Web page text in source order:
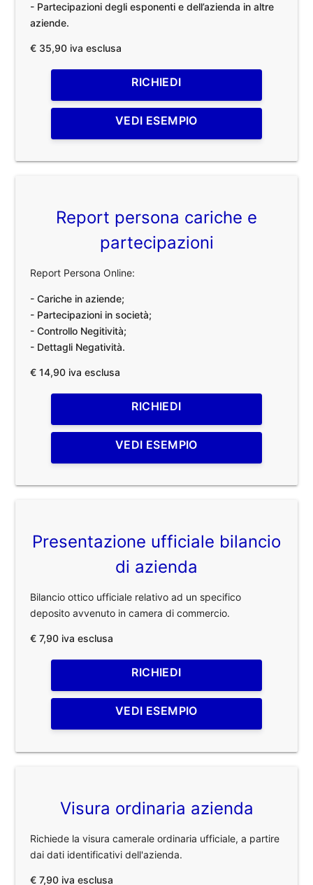
- Partecipazioni degli esponenti e dell’azienda in altre
aziende.
€ 35,90 iva esclusa
RICHIEDI
VEDI ESEMPIO
Report persona cariche e
partecipazioni
Report Persona Online:
- Cariche in aziende;
- Partecipazioni in società;
- Controllo Negitività;
- Dettagli Negatività.
€ 14,90 iva esclusa
RICHIEDI
VEDI ESEMPIO
Presentazione ufficiale bilancio
di azienda
Bilancio ottico ufficiale relativo ad un specifico
deposito avvenuto in camera di commercio.
€ 7,90 iva esclusa
RICHIEDI
VEDI ESEMPIO
Visura ordinaria azienda
Richiede la visura camerale ordinaria ufficiale, a partire
dai dati identificativi dell'azienda.
€ 7,90 iva esclusa